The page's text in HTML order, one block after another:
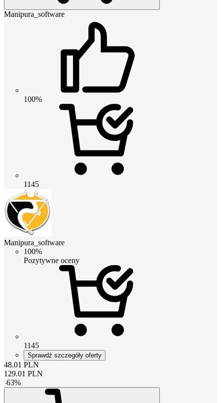
Manipura_software
100%
1145
Manipura_software
100%
Pozytywne oceny
1145
Sprawdź szczegóły oferty
48.01 PLN
129.01 PLN
-63%